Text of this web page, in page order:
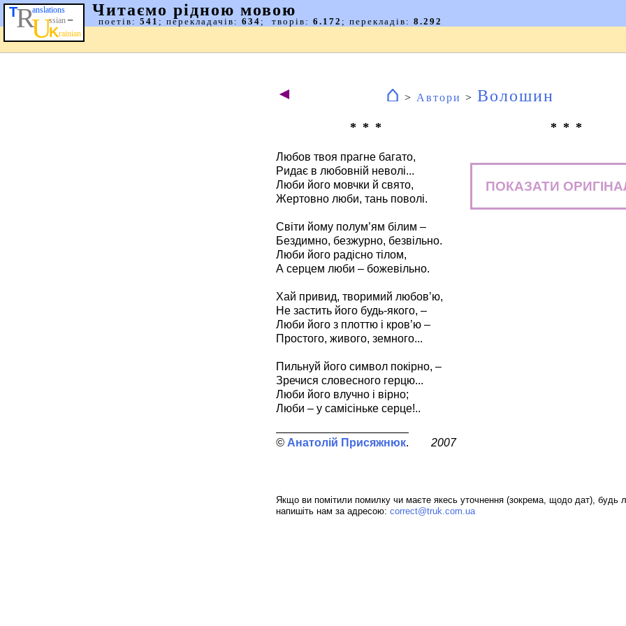
◄ ⌂ > Автори > Волошин
* * *
Любов твоя прагне багато,
Ридає в любовній неволі...
Люби його мовчки й свято,
Жертовно люби, тань поволі.
Світи йому полум’ям білим –
Бездимно, безжурно, безвільно.
Люби його радісно тілом,
А серцем люби – божевільно.
Хай привид, творимий любов’ю,
Не застить його будь-якого, –
Люби його з плоттю і кров’ю –
Простого, живого, земного...
Пильнуй його символ покірно, –
Зречися словесного герцю...
Люби його влучно і вірно;
Люби – у самісіньке серце!..
Анатолій Присяжнюк 2007
* * *
ПОКАЗАТИ
Якщо ви помітили помилку чи маєте якесь уточнення (зокрема, щодо дат), будь
напишіть нам за адресою: correct@truk.com.ua